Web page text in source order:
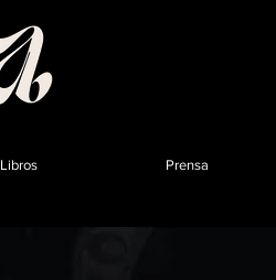
Libros Prensa